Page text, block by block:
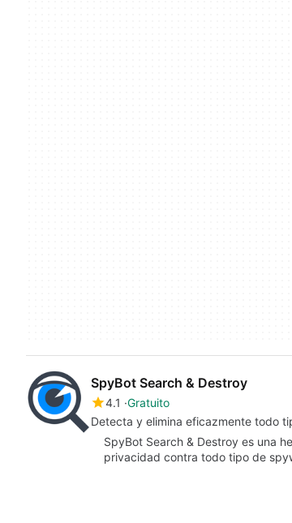
SpyBot Search & Destroy
4.1 Gratuito
Detecta y elimina eficazmente todo
SpyBot Search & Destroy es una
privacidad contra todo tipo de